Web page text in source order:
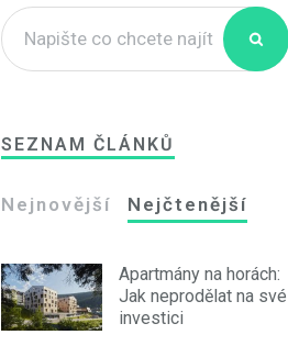
SEZNAM ČLÁNKŮ
Nejnovější Nejčtenější
Apartmány na horách:
Jak neprodělat na své
investici